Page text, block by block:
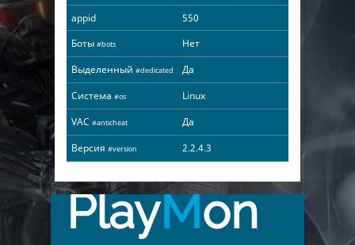
appid
550
Боты #bots
Нет
Выделенный #dedicated
Да
Система #os
Linux
VAC #anticheat
Да
Версия #version 2.2.4.3
PlayMon